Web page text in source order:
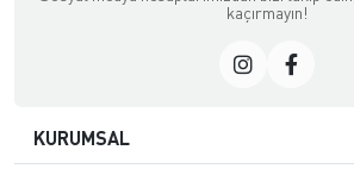
kaçırmayın!
KURUMSAL